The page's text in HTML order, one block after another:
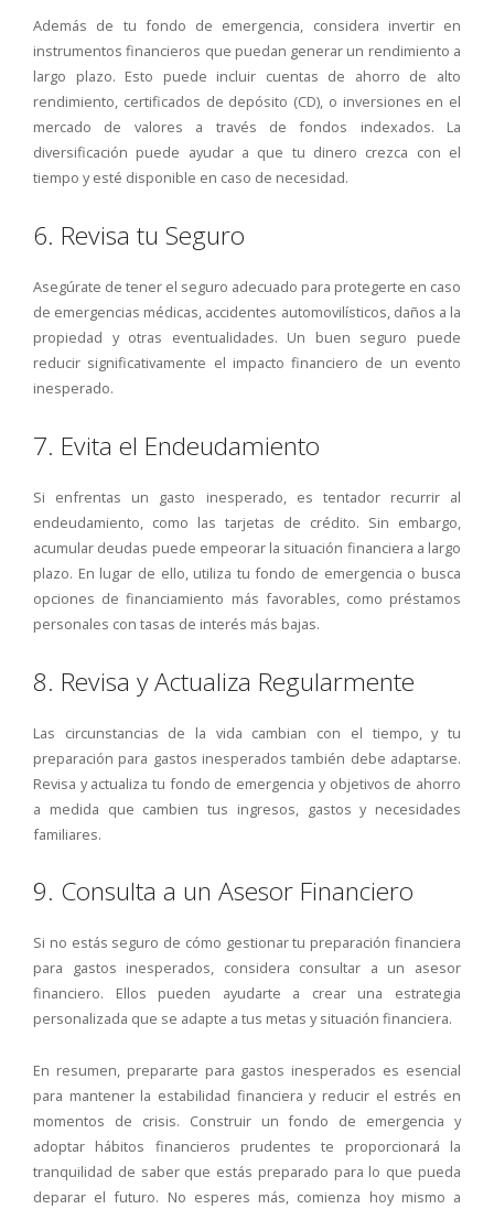
Además de tu fondo de emergencia, considera invertir en
instrumentos financieros que puedan generar un rendimiento a
largo plazo. Esto puede incluir cuentas de ahorro de alto
rendimiento, certificados de depósito (CD), o inversiones en el
mercado de valores a través de fondos indexados. La
diversificación puede ayudar a que tu dinero crezca con el
tiempo y esté disponible en caso de necesidad.
6. Revisa tu Seguro
Asegúrate de tener el seguro adecuado para protegerte en caso
de emergencias médicas, accidentes automovilísticos, daños a la
propiedad y otras eventualidades. Un buen seguro puede
reducir significativamente el impacto financiero de un evento
inesperado.
7. Evita el Endeudamiento
Si enfrentas un gasto inesperado, es tentador recurrir al
endeudamiento, como las tarjetas de crédito. Sin embargo,
acumular deudas puede empeorar la situación financiera a largo
plazo. En lugar de ello, utiliza tu fondo de emergencia o busca
opciones de financiamiento más favorables, como préstamos
personales con tasas de interés más bajas.
8. Revisa y Actualiza Regularmente
Las circunstancias de la vida cambian con el tiempo, y tu
preparación para gastos inesperados también debe adaptarse.
Revisa y actualiza tu fondo de emergencia y objetivos de ahorro
a medida que cambien tus ingresos, gastos y necesidades
familiares.
9. Consulta a un Asesor Financiero
Si no estás seguro de cómo gestionar tu preparación financiera
para gastos inesperados, considera consultar a un asesor
financiero. Ellos pueden ayudarte a crear una estrategia
personalizada que se adapte a tus metas y situación financiera.
En resumen, prepararte para gastos inesperados es esencial
para mantener la estabilidad financiera y reducir el estrés en
momentos de crisis. Construir un fondo de emergencia y
adoptar hábitos financieros prudentes te proporcionará la
tranquilidad de saber que estás preparado para lo que pueda
deparar el futuro. No esperes más, comienza hoy mismo a